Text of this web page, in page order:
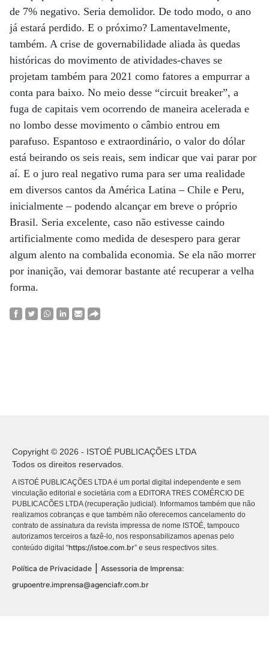
de 7% negativo. Seria demolidor. De todo modo, o ano
já estará perdido. E o próximo? Lamentavelmente,
também. A crise de governabilidade aliada às quedas
históricas do movimento de atividades-chaves se
projetam também para 2021 como fatores a empurrar a
conta para baixo. No meio desse “circuit breaker”, a
fuga de capitais vem ocorrendo de maneira acelerada e
no lombo desse movimento o câmbio entrou em
parafuso. Espantoso e extraordinário, o valor do dólar
está beirando os seis reais, sem indicar que vai parar por
aí. E o juro real negativo ruma para ser uma realidade
em diversos cantos da América Latina – Chile e Peru,
inicialmente – podendo alcançar em breve o próprio
Brasil. Seria excelente, caso não estivesse caindo
artificialmente como medida de desespero para gerar
algum alento na combalida economia. Se ela não morrer
por inanição, vai demorar bastante até recuperar a velha
forma.
Copyright © 2026 - ISTOÉ PUBLICAÇÕES LTDA
Todos os direitos reservados.
A ISTOÉ PUBLICAÇÕES LTDA é um portal digital independente e sem
vinculação editorial e societária com a EDITORA TRES COMÉRCIO DE
PUBLICACÕES LTDA (recuperação judicial). Informamos também que não
realizamos cobranças e que também não oferecemos cancelamento do
contrato de assinatura da revista impressa de nome ISTOÉ, tampouco
autorizamos terceiros a fazê-lo, nos responsabilizamos apenas pelo
conteúdo digital “https://istoe.com.br” e seus respectivos sites.
Política de Privacidade
Assessoria de Imprensa:
grupoentre.imprensa@agenciafr.com.br